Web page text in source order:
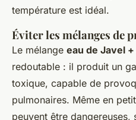
température est idéal.
Éviter les mélanges de
Le mélange eau de Javel
redoutable : il produit un
toxique, capable de
pulmonaires. Même en
peuvent être dangereuses,